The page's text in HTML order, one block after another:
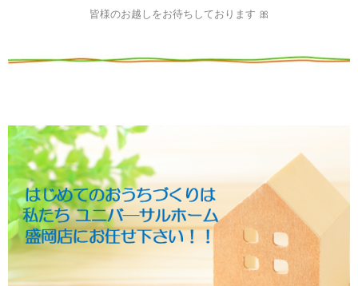
皆様のお越しをお待ちしております 🎀